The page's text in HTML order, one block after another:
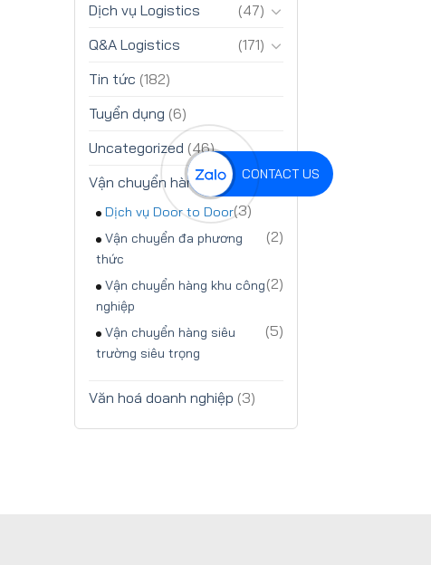
Dịch vụ Logistics
(47)
Q&A Logistics
(171)
Tin tức (182)
Tuyển dụng (6)
Uncategorized (46)
Vận chuyển hàng dự án(12)
Dịch vụ Door to Door(3)
Vận chuyển đa phương
thức
(2)
Vận chuyển hàng khu công
nghiệp
(2)
Vận chuyển hàng siêu
trường siêu trọng
(5)
Văn hoá doanh nghiệp (3)
CONTACT US